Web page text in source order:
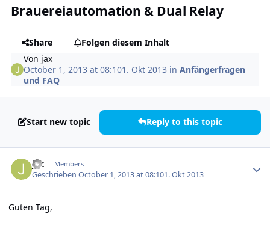
Brauereiautomation & Dual Relay
Share
Folgen diesem Inhalt
Von jax
October 1, 2013 at 08:101. Okt 2013 inAnfängerfragen
und FAQ
Start new topic Reply to this topic
jax Members
GeschriebenOctober 1, 2013 at 08:101. Okt 2013
Guten Tag,